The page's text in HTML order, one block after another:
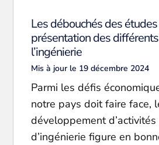
Les débouchés des
présentation des
l’ingénierie
Mis à jour le 19 décembre 2024
Parmi les défis
notre pays doit faire face,
développement
d’ingénierie figure en